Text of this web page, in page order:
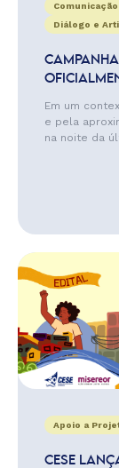
Diálogo e
Em um
e pela
na noite da
Apoio a
CESE